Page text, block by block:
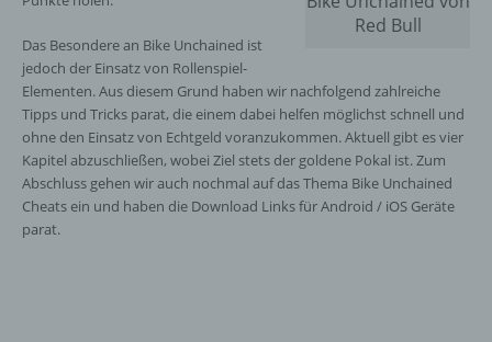
Red Bull
Das Besondere an Bike Unchained ist
jedoch der Einsatz von Rollenspiel-
Elementen. Aus diesem Grund haben wir nachfolgend zahlreiche
Tipps und Tricks parat, die einem dabei helfen möglichst schnell und
ohne den Einsatz von Echtgeld voranzukommen. Aktuell gibt es vier
Kapitel abzuschließen, wobei Ziel stets der goldene Pokal ist. Zum
Abschluss gehen wir auch nochmal auf das Thema Bike Unchained
Cheats ein und haben die Download Links für Android / iOS Geräte
parat.